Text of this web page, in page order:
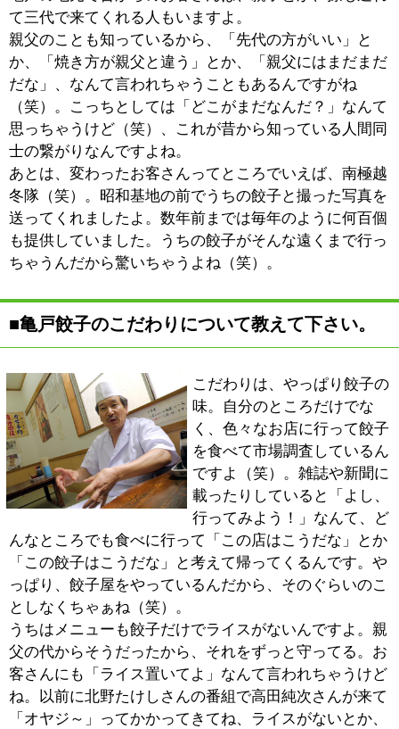
餃子についてはね、うちの餃子はラードを独自にブレン
ドしているから、脂っぽくなくて食べやすいんですよ。
だから女性の人でもペロッと食べられるんです。ちなみ
にうちの大食い記録は女性の人ですからね（笑）、男性
の記録をポーンっと抜いてくれましたよ。でも、気持ち
が良いくらい美味しそうに味わって、綺麗に食べてくれ
たから、嬉しかったですね。
あとは「ラー油」だね。これも餃子の味や香りを消さな
いように、うちで作っているんですよ。自分でも、ラー
油を持って他の店に食べに行きたいぐらいの出来
（笑）。お客さんからも好評なんですよ。
お酢も醤油もマスタードも、全部にこだわって、自分が
納得したものを置いていますね。こういう調味料へのこ
だわりは自分の代になってからだけど、その時代ととも
にだんだんと変わっていくものだし、これからもより良
いものを求めていくんじゃないかな。
■代表の休日の過ごし方を教えて下さい。
カメラは一眼レフで、フィルムで撮影するんです。フィ
ルム代が高いけど、デジタルよりも味のある良い写真が
撮れるんで、やっぱりカメラは一眼レフ。人に見せるの
は照れちゃうけどね（笑）。今はちょうどスカイツリー
を作っているでしょう？ ここからなら直ぐだから、ち
ょっとウォーキングがてら見に行っては面白い所を携帯
のカメラで撮っておいて、また後でゆっくりと撮りに行
くんですよ。
■最後にお客様達へメッセージをお願いしま
す。
まずは亀戸餃子の餃子を食べて欲しいですね。うちの餃
子は脂っぽくないから、どこかで食事してきたなんてい
う人でも、おなかに入っちゃうんですよ。「脂っぽくな
いし、外はパリっと中はふわっとしているから、ついつ
い食べちゃう」なんて言われます。でも、どんなに話す
よりも、やっぱりまずはうちの餃子を食べて、確かめて
欲しいですね。
今でも日曜日は12000個の餃子が売れるんです。早い時
には夕方には売り切れちゃうので、それだけは注意して
もらわないとかな。